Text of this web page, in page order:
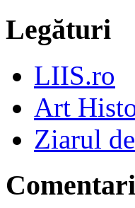
Legături
LIIS.ro
Art
Ziarul